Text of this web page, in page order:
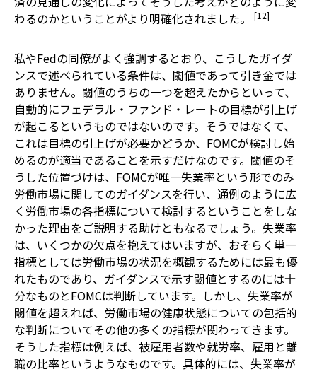
わるのかということがより明確化されました。
[12]
私やFedの同僚がよく強調するとおり、こうしたガイダ
ンスで述べられている条件は、閾値であって引き金では
ありません。閾値のうちの一つを超えたからといって、
自動的にフェデラル・ファンド・レートの目標が引上げ
が起こるというものではないのです。そうではなくて、
これは目標の引上げが必要かどうか、FOMCが検討し始
めるのが適当であることを示すだけなのです。閾値のそ
うした位置づけは、FOMCが唯一失業率という形でのみ
労働市場に関してのガイダンスを行い、通例のように広
く労働市場の各指標について検討するということをしな
かった理由をご説明する助けともなるでしょう。失業率
は、いくつかの欠点を抱えてはいますが、おそらく単一
指標としては労働市場の状況を概観するためには最も優
れたものであり、ガイダンスで示す閾値とするのには十
分なものとFOMCは判断しています。しかし、失業率が
閾値を超えれば、労働市場の健康状態についての包括的
な判断についてその他の多くの指標が関わってきます。
そうした指標は例えば、被雇用者数や就労率、雇用と離
職の比率というようなものです。具体的には、失業率が